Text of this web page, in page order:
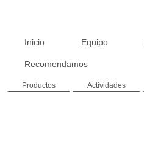
Inicio Equipo
Recomendamos
Productos Actividades